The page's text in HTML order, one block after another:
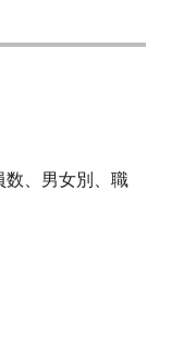
数、男女別、職